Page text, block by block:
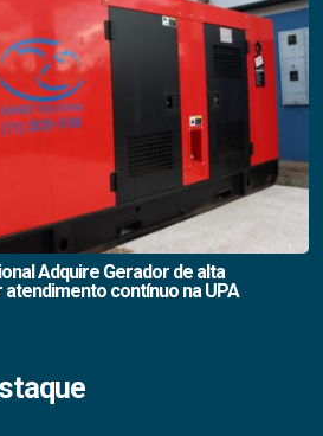
Adquire Gerador de alta
contínuo na UPA